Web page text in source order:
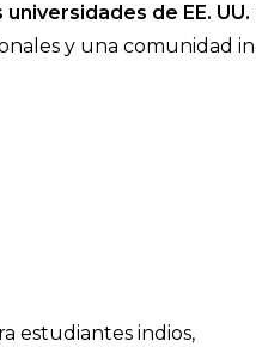
universidades de EE.
y una comunidad
estudiantes indios,